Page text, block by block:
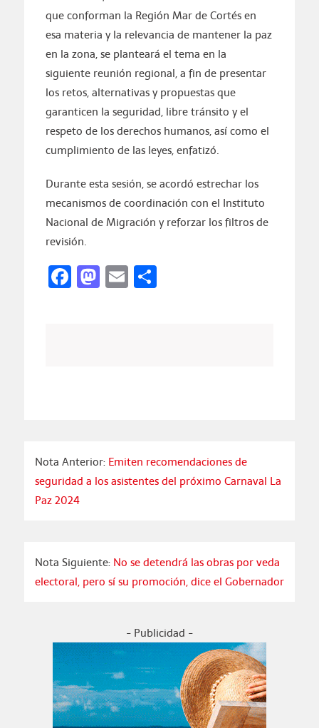
que conforman la Región Mar de Cortés en
esa materia y la relevancia de mantener la paz
en la zona, se planteará el tema en la
siguiente reunión regional, a fin de presentar
los retos, alternativas y propuestas que
garanticen la seguridad, libre tránsito y el
respeto de los derechos humanos, así como el
cumplimiento de las leyes, enfatizó.
Durante esta sesión, se acordó estrechar los
mecanismos de coordinación con el Instituto
Nacional de Migración y reforzar los filtros de
revisión.
Facebook
Mastodon
EmailCompartir
Nota Anterior:Emiten recomendaciones de
seguridad a los asistentes del próximo Carnaval La
Paz 2024
Nota Siguiente: No se detendrá las obras por veda
electoral, pero sí su promoción, dice el Gobernador
- Publicidad -